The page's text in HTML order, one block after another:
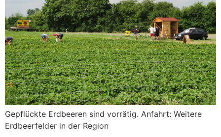
Gepflückte Erdbeeren sind vorrätig. Anfahrt: Weitere
Erdbeerfelder in der Region